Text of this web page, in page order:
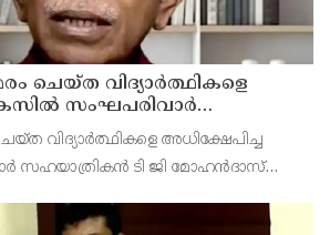
ചെയ്ത വിദ്യാർത്ഥികളെ
സംഘപരിവാർ
ജി മോഹന്‍ദാസ് കസ്റ്റഡിയിൽ
വിദ്യാര്‍ത്ഥികളെ അധിക്ഷേപിച്ച
സഹയാത്രികന്‍ ടി ജി മോഹന്‍ദാസ്